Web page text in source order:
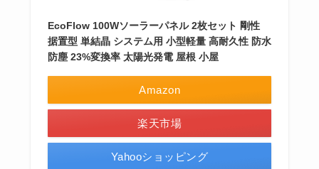
EcoFlow 100Wソーラーパネル 2枚セット 剛性
据置型 単結晶 システム用 小型軽量 高耐久性 防水
防塵 23%変換率 太陽光発電 屋根 小屋
Amazon
楽天市場
Yahooショッピング